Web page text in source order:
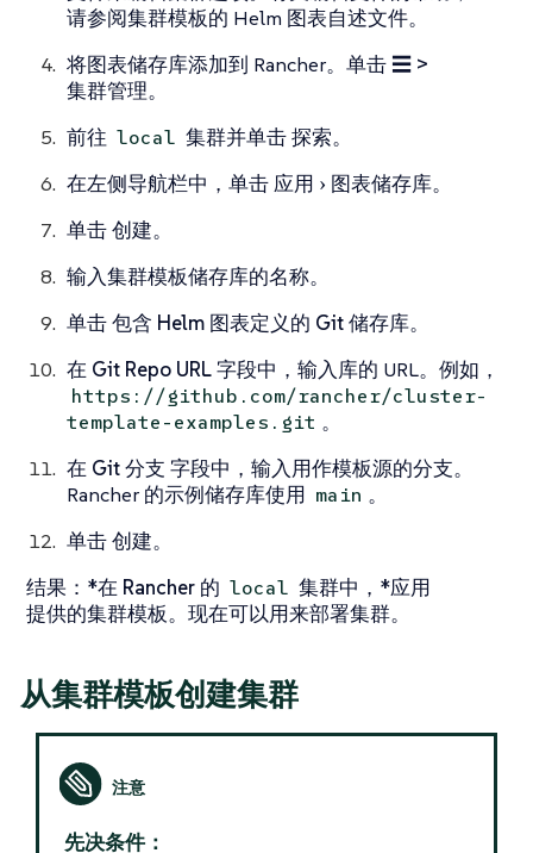
请参阅集群模板的 Helm 图表自述文件。
将图表储存库添加到 Rancher。单击 ☰ >
集群管理。
前往 local 集群并单击探索。
在左侧导航栏中，单击应用
图表储存库。
单击创建。
输入集群模板储存库的名称。
单击包含 Helm 图表定义的 Git 储存库。
在 Git Repo URL字段中，输入库的 URL。例如，
https://github.com/rancher/cluster-
template-examples.git 。
在 Git 分支 字段中，输入用作模板源的分支。
Rancher 的示例储存库使用 main 。
单击创建。
结果：*在 Rancher 的 local 集群中，*应用
提供的集群模板。现在可以用来部署集群。
从集群模板创建集群
先决条件：